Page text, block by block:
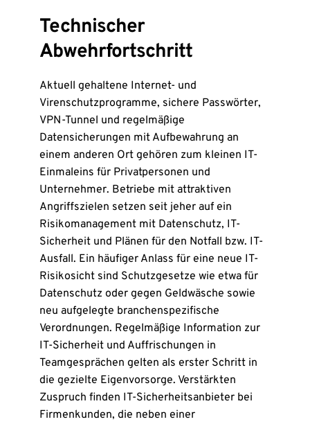
Technischer
Abwehrfortschritt
Aktuell gehaltene Internet- und
Virenschutzprogramme, sichere Passwörter,
VPN-Tunnel und regelmäßige
Datensicherungen mit Aufbewahrung an
einem anderen Ort gehören zum kleinen IT-
Einmaleins für Privatpersonen und
Unternehmer. Betriebe mit attraktiven
Angriffszielen setzen seit jeher auf ein
Risikomanagement mit Datenschutz, IT-
Sicherheit und Plänen für den Notfall bzw. IT-
Ausfall. Ein häufiger Anlass für eine neue IT-
Risikosicht sind Schutzgesetze wie etwa für
Datenschutz oder gegen Geldwäsche sowie
neu aufgelegte branchenspezifische
Verordnungen. Regelmäßige Information zur
IT-Sicherheit und Auffrischungen in
Teamgesprächen gelten als erster Schritt in
die gezielte Eigenvorsorge. Verstärkten
Zuspruch finden IT-Sicherheitsanbieter bei
Firmenkunden, die neben einer